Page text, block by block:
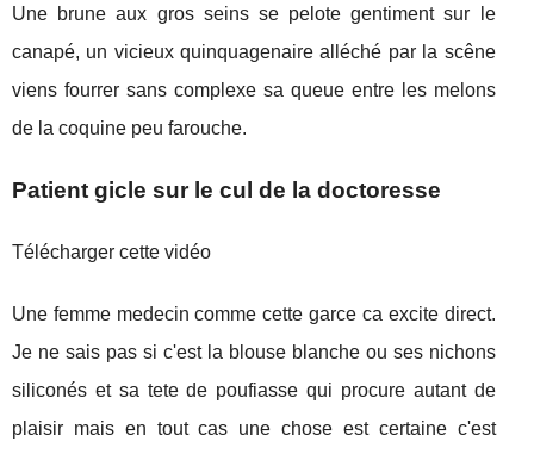
Une brune aux gros seins se pelote gentiment sur le
canapé, un vicieux quinquagenaire alléché par la scêne
viens fourrer sans complexe sa queue entre les melons
de la coquine peu farouche.
Patient gicle sur le cul de la doctoresse
Télécharger cette vidéo
Une femme medecin comme cette garce ca excite direct.
Je ne sais pas si c'est la blouse blanche ou ses nichons
siliconés et sa tete de poufiasse qui procure autant de
plaisir mais en tout cas une chose est certaine c'est